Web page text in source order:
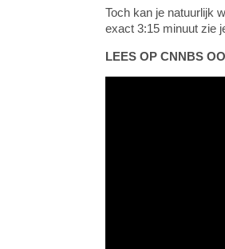
Toch kan je natuurlijk
exact 3:15 minuut zie
LEES OP CNNBS